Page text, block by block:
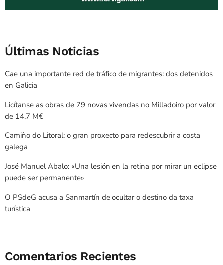
Últimas Noticias
Cae una importante red de tráfico de migrantes: dos detenidos
en Galicia
Licítanse as obras de 79 novas vivendas no Milladoiro por valor
de 14,7 M€
Camiño do Litoral: o gran proxecto para redescubrir a costa
galega
José Manuel Abalo: «Una lesión en la retina por mirar un eclipse
puede ser permanente»
O PSdeG acusa a Sanmartín de ocultar o destino da taxa
turística
Comentarios Recientes